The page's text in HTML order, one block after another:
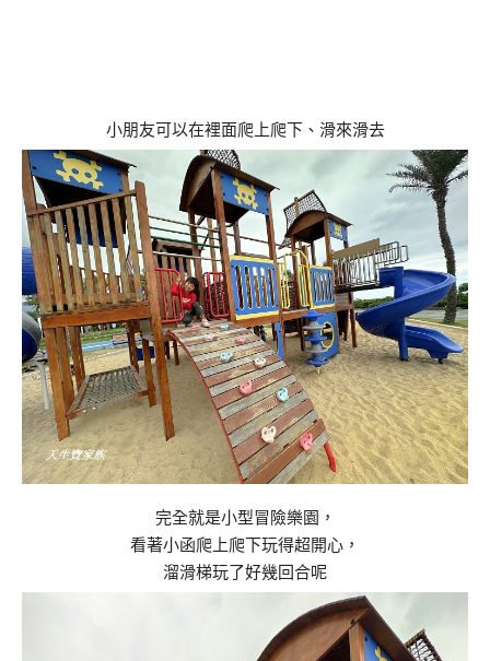
小朋友可以在裡面爬上爬下、滑來滑去
完全就是小型冒險樂園，
看著小函爬上爬下玩得超開心，
溜滑梯玩了好幾回合呢